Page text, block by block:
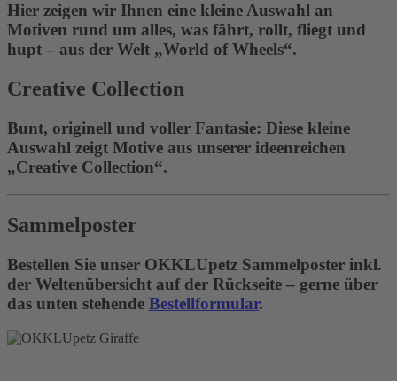
Hier zeigen wir Ihnen eine kleine Auswahl an
Motiven rund um alles, was fährt, rollt, fliegt und
hupt – aus der Welt „World of Wheels“.
Creative Collection
Bunt, originell und voller Fantasie: Diese kleine
Auswahl zeigt Motive aus unserer ideenreichen
„Creative Collection“.
Sammelposter
Bestellen Sie unser OKKLUpetz Sammelposter inkl.
der Weltenübersicht auf der Rückseite – gerne über
das unten stehende Bestellformular.